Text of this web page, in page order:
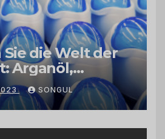
die Welt der
Arganöl,
und
von
und Anbietern
SONGUL